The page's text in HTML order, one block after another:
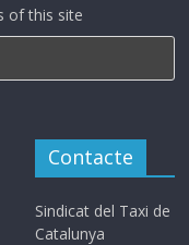
of this site
Contacte
Sindicat del Taxi de
Catalunya